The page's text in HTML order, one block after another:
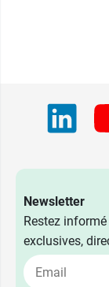
Newsletter
Restez
exclusives,